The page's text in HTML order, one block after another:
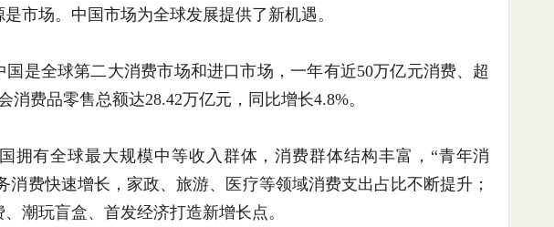
场。中国市场为全球发展提供了新机遇。
全球第二大消费市场和进口市场，一年有近50万亿元消费、超
消费品零售总额达28.42万亿元，同比增长4.8%。
有全球最大规模中等收入群体，消费群体结构丰富，“青年消
消费快速增长，家政、旅游、医疗等领域消费支出占比不断提升；
潮玩盲盒、首发经济打造新增长点。